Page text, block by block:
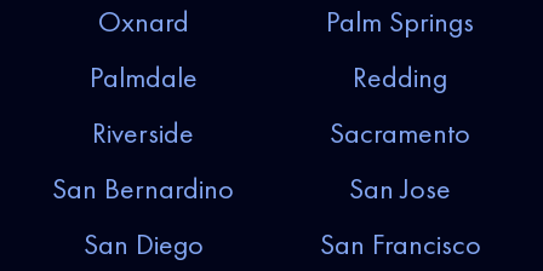
Oxnard
Palm Springs
Palmdale
Redding
Riverside
Sacramento
San Bernardino
San Jose
San Diego
San Francisco